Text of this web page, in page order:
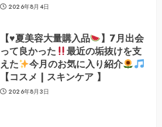
2026年8月4日
【♥️夏美容大量購入品
】7月出会
って良かった
最近の垢抜けを支
えた
今月のお気に入り紹介
【コスメ | スキンケア 】
2026年8月3日